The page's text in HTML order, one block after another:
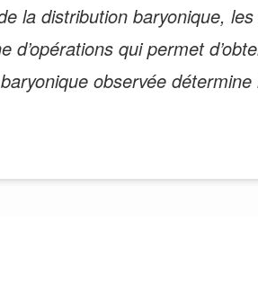
la distribution baryonique,
d’opérations qui permet
observée détermine